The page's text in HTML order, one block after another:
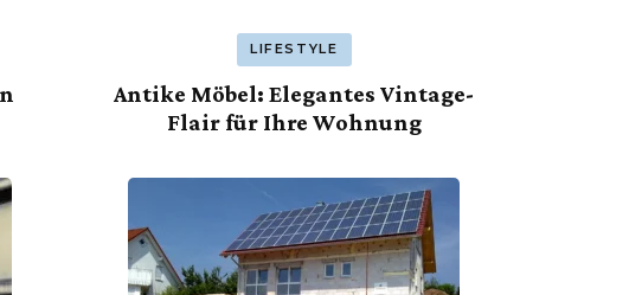
LIFESTYLE
Antike Möbel: Elegantes Vintage-
Flair für Ihre Wohnung